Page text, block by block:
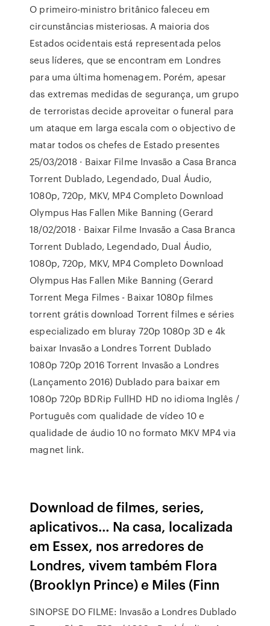
O primeiro-ministro britânico faleceu em
circunstâncias misteriosas. A maioria dos
Estados ocidentais está representada pelos
seus líderes, que se encontram em Londres
para uma última homenagem. Porém, apesar
das extremas medidas de segurança, um grupo
de terroristas decide aproveitar o funeral para
um ataque em larga escala com o objectivo de
matar todos os chefes de Estado presentes
25/03/2018 · Baixar Filme Invasão a Casa Branca
Torrent Dublado, Legendado, Dual Áudio,
1080p, 720p, MKV, MP4 Completo Download
Olympus Has Fallen Mike Banning (Gerard
18/02/2018 · Baixar Filme Invasão a Casa Branca
Torrent Dublado, Legendado, Dual Áudio,
1080p, 720p, MKV, MP4 Completo Download
Olympus Has Fallen Mike Banning (Gerard
Torrent Mega Filmes - Baixar 1080p filmes
torrent grátis download Torrent filmes e séries
especializado em bluray 720p 1080p 3D e 4k
baixar Invasão a Londres Torrent Dublado
1080p 720p 2016 Torrent Invasão a Londres
(Lançamento 2016) Dublado para baixar em
1080p 720p BDRip FullHD HD no idioma Inglês /
Português com qualidade de vídeo 10 e
qualidade de áudio 10 no formato MKV MP4 via
magnet link.
Download de filmes, series,
aplicativos… Na casa, localizada
em Essex, nos arredores de
Londres, vivem também Flora
(Brooklyn Prince) e Miles (Finn
SINOPSE DO FILME: Invasão a Londres Dublado